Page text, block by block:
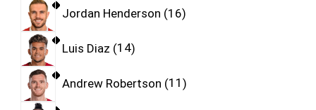
Jordan Henderson 16
Luis Diaz 14
Andrew Robertson 11